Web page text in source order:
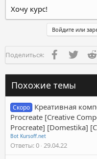
Хочу курс!
Войдите или
Поделиться: FacebookTwitter
Похожие темы
Скоро Креативная
Procreate [Creative
Procreate] [Domestika]
Bot Kursoff.net
Ответы 0 29.04.22